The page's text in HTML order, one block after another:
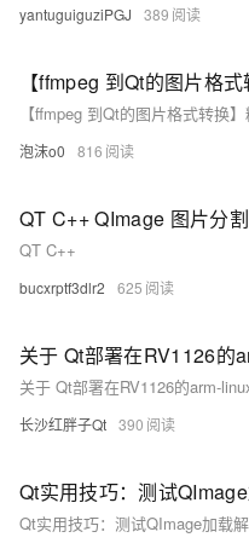
yantuguiguziPGJ 389
泡沫o0 816
QT C++ QImage 图片分割
QT C++
bucxrptf3dlr2 625
长沙红胖子Qt 390